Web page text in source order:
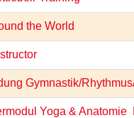
the World
Gymnastik/
Yoga & Anatomie